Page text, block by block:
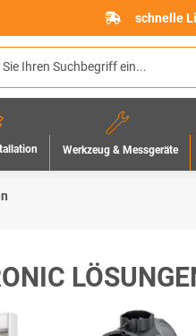
schnelle
Werkzeug & Messgeräte